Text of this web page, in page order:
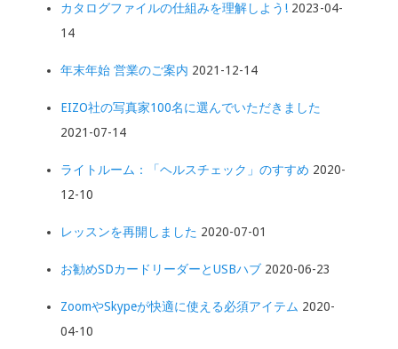
カタログファイルの仕組みを理解しよう! 2023-04-
14
年末年始 営業のご案内 2021-12-14
EIZO社の写真家100名に選んでいただきました
2021-07-14
ライトルーム：「ヘルスチェック」のすすめ 2020-
12-10
レッスンを再開しました 2020-07-01
お勧めSDカードリーダーとUSBハブ 2020-06-23
ZoomやSkypeが快適に使える必須アイテム 2020-
04-10